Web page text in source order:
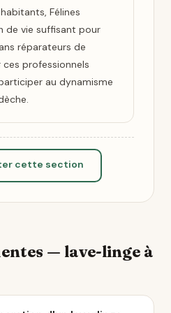
Félines
de vie suffisant pour
réparateurs de
professionnels
au dynamisme
cette section
— lave-linge à